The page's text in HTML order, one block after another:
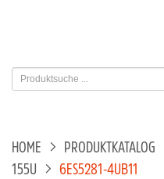
HOME PRODUKTKATALOG
155U
6ES5281-4UB11